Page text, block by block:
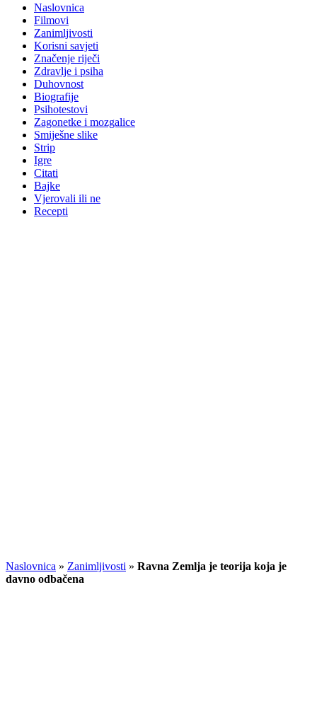
Naslovnica
Filmovi
Zanimljivosti
Korisni savjeti
Značenje riječi
Zdravlje i psiha
Duhovnost
Biografije
Psihotestovi
Zagonetke i mozgalice
Smiješne slike
Strip
Igre
Citati
Bajke
Vjerovali ili ne
Recepti
Naslovnica » Zanimljivosti » Ravna Zemlja je teorija koja je
davno odbačena